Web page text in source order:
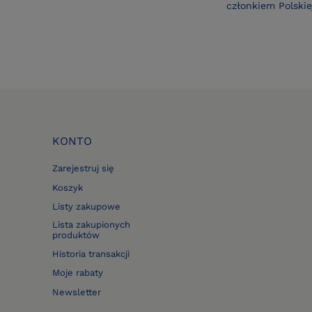
członkiem
KONTO
Zarejestruj się
Koszyk
Listy zakupowe
Lista zakupionych
produktów
Historia transakcji
Moje rabaty
Newsletter